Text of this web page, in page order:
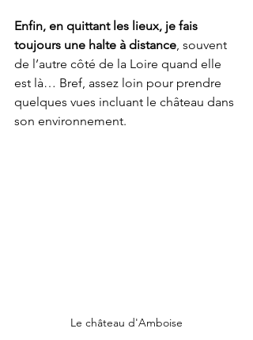
Enfin, en quittant les lieux, je fais
toujours une halte à distance, souvent
de l’autre côté de la Loire quand elle
est là… Bref, assez loin pour prendre
quelques vues incluant le château dans
son environnement.
Le château d'Amboise